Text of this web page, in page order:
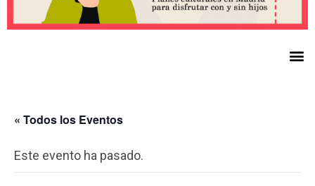
« Todos los Eventos
Este evento ha pasado.